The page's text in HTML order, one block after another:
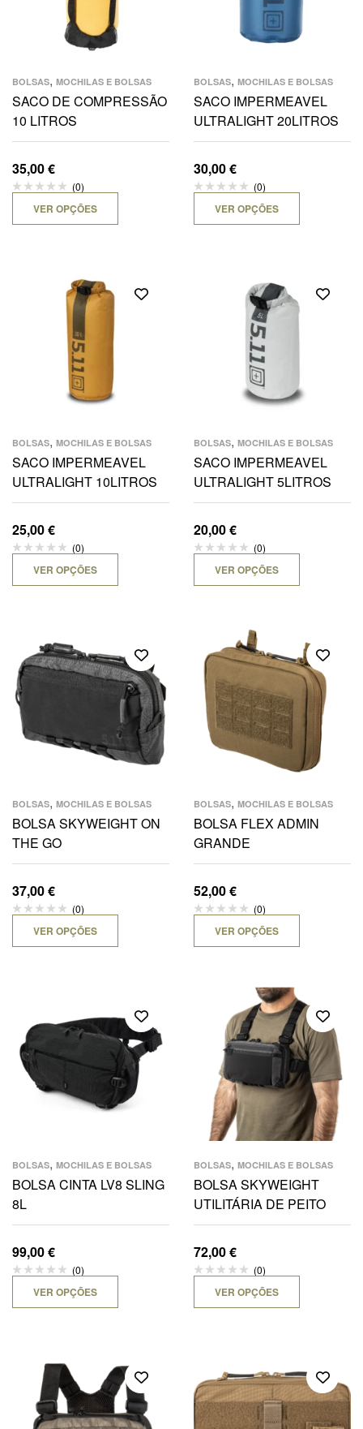
BOLSAS, MOCHILAS E BOLSAS
SACO DE COMPRESSÃO
10 LITROS
35,00€
(0)
VER OPÇÕES
BOLSAS, MOCHILAS E BOLSAS
SACO IMPERMEAVEL
ULTRALIGHT 20LITROS
30,00€
(0)
VER OPÇÕES
BOLSAS, MOCHILAS E BOLSAS
SACO IMPERMEAVEL
ULTRALIGHT 10LITROS
25,00€
(0)
VER OPÇÕES
BOLSAS, MOCHILAS E BOLSAS
SACO IMPERMEAVEL
ULTRALIGHT 5LITROS
20,00€
(0)
VER OPÇÕES
BOLSAS, MOCHILAS E BOLSAS
BOLSA SKYWEIGHT ON
THE GO
37,00€
(0)
VER OPÇÕES
BOLSAS, MOCHILAS E BOLSAS
BOLSA FLEX ADMIN
GRANDE
52,00€
(0)
VER OPÇÕES
BOLSAS, MOCHILAS E BOLSAS
BOLSA CINTA LV8 SLING
8L
99,00€
(0)
VER OPÇÕES
BOLSAS, MOCHILAS E BOLSAS
BOLSA SKYWEIGHT
UTILITÁRIA DE PEITO
72,00€
(0)
VER OPÇÕES